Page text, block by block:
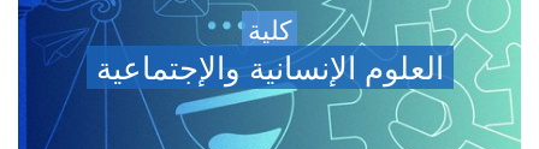
كلية
العلوم الإنسانية والإجتماعية